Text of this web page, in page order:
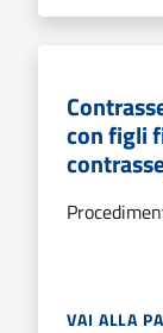
con figli
VAI ALLA